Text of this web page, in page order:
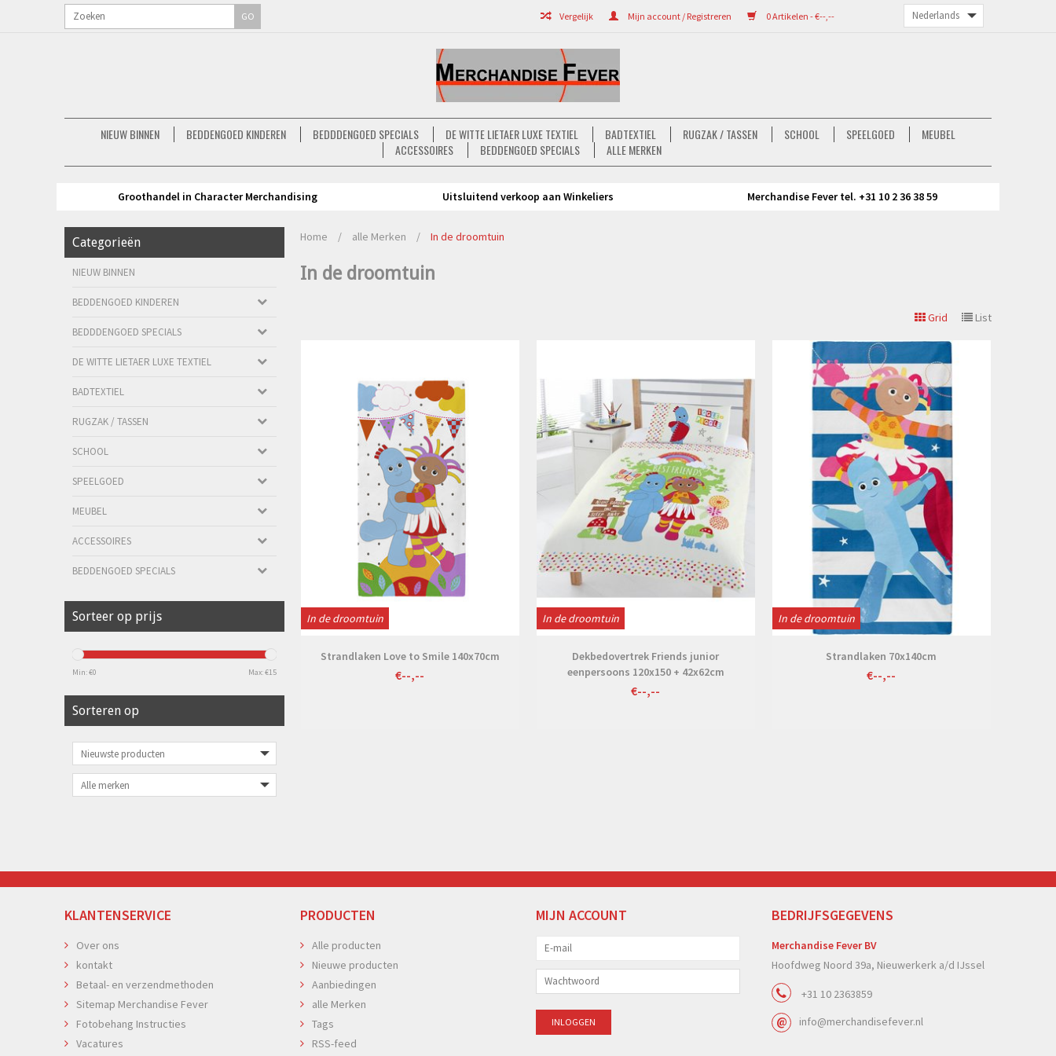
0 Artikelen - €--,--
Mijn account / Registreren
Vergelijk
GO
NIEUW BINNEN BEDDENGOED KINDEREN BEDDDENGOED SPECIALS DE WITTE LIETAER LUXE TEXTIEL BADTEXTIEL RUGZAK / TASSEN SCHOOL SPEELGOED
MEUBEL
ACCESSOIRES
BEDDENGOED SPECIALS ALLE MERKEN
Groothandel in Character Merchandising Uitsluitend verkoop aan Winkeliers Merchandise Fever tel. +31 10 2 36 38 59
Categorieën
NIEUW BINNEN
BEDDENGOED KINDEREN
BEDDDENGOED SPECIALS
DE WITTE LIETAER LUXE TEXTIEL
BADTEXTIEL
RUGZAK / TASSEN
SCHOOL
SPEELGOED
MEUBEL
ACCESSOIRES
BEDDENGOED SPECIALS
Sorteer op prijs
Min: €0 Max: €15
Sorteren op
Home / alle Merken / In de droomtuin
In de droomtuin
Grid List
In de droomtuin
Strandlaken Love to Smile 140x70cm
€--,--
In de droomtuin
Dekbedovertrek Friends junior
eenpersoons 120x150 + 42x62cm
€--,--
In de droomtuin
Bekijken
Strandlaken 70x140cm
€--,--
KLANTENSERVICE
Over ons
kontakt
Betaal- en verzendmethoden
Sitemap Merchandise Fever
Fotobehang Instructies
Vacatures
PRODUCTEN
Alle producten
Nieuwe producten
Aanbiedingen
alle Merken
Tags
RSS-feed
MIJN ACCOUNT BEDRIJFSGEGEVENS
Merchandise Fever BV
Hoofdweg Noord 39a, Nieuwerkerk a/d IJssel
+31 10 2363859
info@merchandisefever.nl